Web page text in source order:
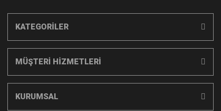
KATEGORİLER
MÜŞTERİ HİZMETLERİ
KURUMSAL